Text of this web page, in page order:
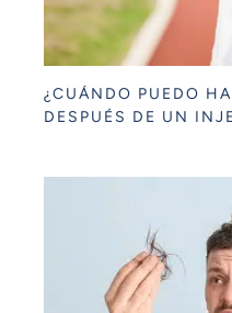
¿CUÁNDO PUEDO
DESPUÉS DE UN